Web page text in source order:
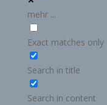
mehr ...
Exact matches only
Search in title
Search in content